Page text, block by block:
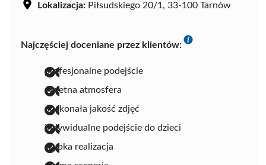
Lokalizacja: Piłsudskiego 20/1, 33-100 Tarnów
Najczęściej doceniane przez klientów:
profesjonalne podejście
świetna atmosfera
doskonała jakość zdjęć
indywidualne podejście do dzieci
szybka realizacja